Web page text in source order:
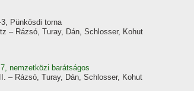
Pünkösdi torna
– Rázsó, Turay, Dán, Schlosser, Kohut
nemzetközi barátságos
– Rázsó, Turay, Dán, Schlosser, Kohut